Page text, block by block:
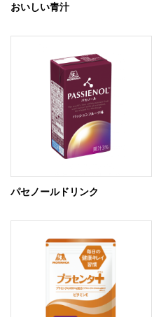
おいしい青汁
パセノールドリンク